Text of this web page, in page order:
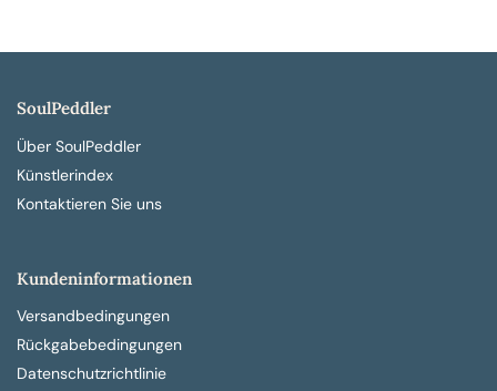
SoulPeddler
Über SoulPeddler
Künstlerindex
Kontaktieren Sie uns
Kundeninformationen
Versandbedingungen
Rückgabebedingungen
Datenschutzrichtlinie